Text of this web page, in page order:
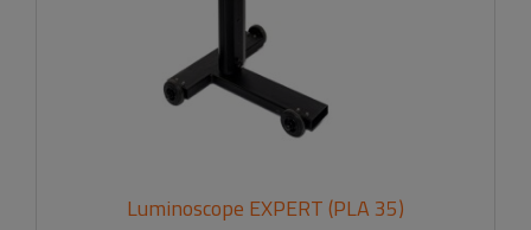
Luminoscope EXPERT (PLA 35)